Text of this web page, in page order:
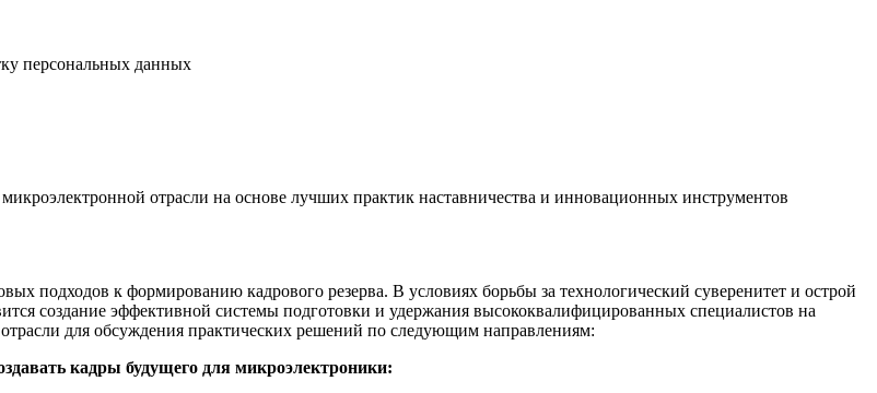
персональных данных
отрасли на основе лучших практик наставничества и инновационных инструментов
подходов к формированию кадрового резерва. В условиях борьбы за технологический суверенитет и острой
создание эффективной системы подготовки и удержания высококвалифицированных специалистов на
для обсуждения практических решений по следующим направлениям:
кадры будущего для микроэлектроники: